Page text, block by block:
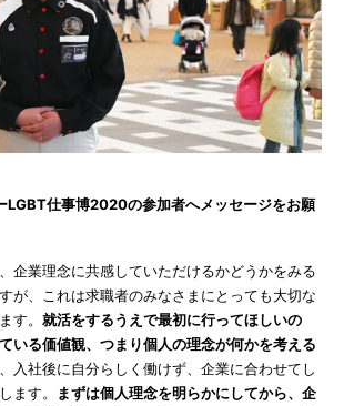
LGBT仕事博2020の参加者へメッセージをお願
企業理念に共感していただけるかどうかをみる
が、これは求職者のみなさまにとっても大切な
す。 就活をするうえで最初に行ってほしいの
いる価値観、つまり個人の理念が何かを考える
入社後に自分らしく働けず、企業に合わせてし
ます。
まずは個人理念を明らかにしてから、企